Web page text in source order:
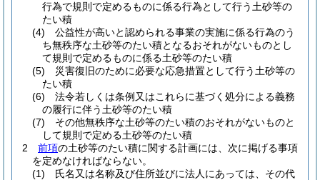
行為で規則で定めるものに係る行為として行う土砂等の
たい積
(4)
公益性が高いと認められる事業の実施に係る行為のう
ち無秩序な土砂等のたい積となるおそれがないものとし
て規則で定めるものに係る土砂等のたい積
(5)
災害復旧のために必要な応急措置として行う土砂等の
たい積
(6)
法令若しくは条例又はこれらに基づく処分による義務
の履行に伴う土砂等のたい積
(7)
その他無秩序な土砂等のたい積のおそれがないものと
して規則で定める土砂等のたい積
2
前項の土砂等のたい積に関する計画には、次に掲げる事項
を定めなければならない。
(1)
氏名又は名称及び住所並びに法人にあっては、その代